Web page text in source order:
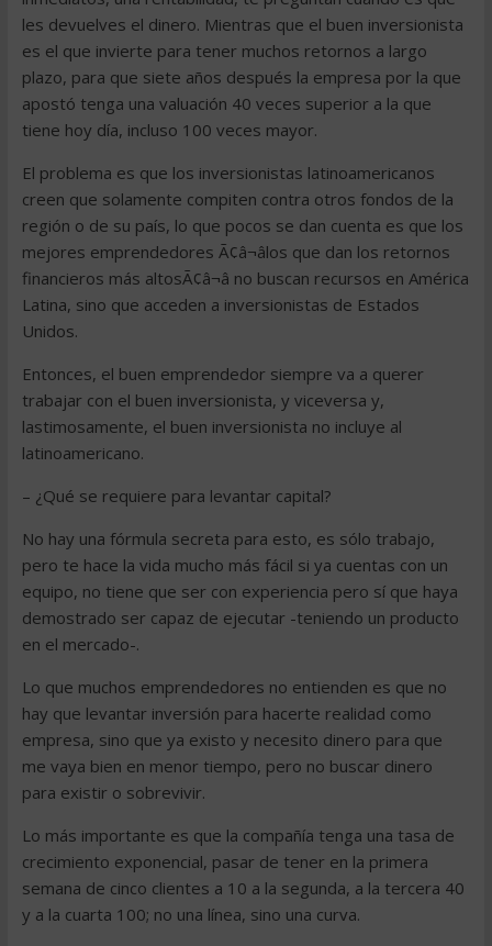
les devuelves el dinero. Mientras que el buen inversionista
es el que invierte para tener muchos retornos a largo
plazo, para que siete años después la empresa por la que
apostó tenga una valuación 40 veces superior a la que
tiene hoy día, incluso 100 veces mayor.
El problema es que los inversionistas latinoamericanos
creen que solamente compiten contra otros fondos de la
región o de su país, lo que pocos se dan cuenta es que los
mejores emprendedores Ã¢â¬âlos que dan los retornos
financieros más altosÃ¢â¬â no buscan recursos en América
Latina, sino que acceden a inversionistas de Estados
Unidos.
Entonces, el buen emprendedor siempre va a querer
trabajar con el buen inversionista, y viceversa y,
lastimosamente, el buen inversionista no incluye al
latinoamericano.
– ¿Qué se requiere para levantar capital?
No hay una fórmula secreta para esto, es sólo trabajo,
pero te hace la vida mucho más fácil si ya cuentas con un
equipo, no tiene que ser con experiencia pero sí que haya
demostrado ser capaz de ejecutar -teniendo un producto
en el mercado-.
Lo que muchos emprendedores no entienden es que no
hay que levantar inversión para hacerte realidad como
empresa, sino que ya existo y necesito dinero para que
me vaya bien en menor tiempo, pero no buscar dinero
para existir o sobrevivir.
Lo más importante es que la compañía tenga una tasa de
crecimiento exponencial, pasar de tener en la primera
semana de cinco clientes a 10 a la segunda, a la tercera 40
y a la cuarta 100; no una línea, sino una curva.